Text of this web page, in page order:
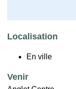
Localisation
En ville
Venir